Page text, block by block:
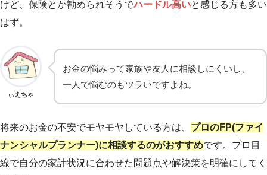
けど、保険とか勧められそうでハードル高いと感じる方も多い
はず。
ぃえちゃ
お金の悩みって家族や友人に相談しにくいし、
一人で悩むのもツラいですよね。
将来のお金の不安でモヤモヤしている方は、 プロのFP(ファイ
ナンシャルプランナー)に相談するのがおすすめです。プロ目
線で自分の家計状況に合わせた問題点や解決策を明確にしてく